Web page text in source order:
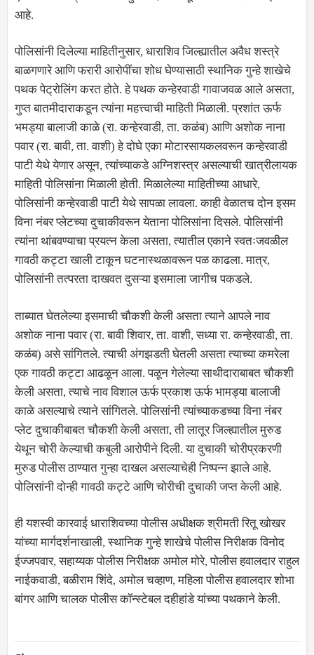
आहे.
पोलिसांनी दिलेल्या माहितीनुसार, धाराशिव जिल्ह्यातील अवैध शस्त्रे
बाळगणारे आणि फरारी आरोपींचा शोध घेण्यासाठी स्थानिक गुन्हे शाखेचे
पथक पेट्रोलिंग करत होते. हे पथक कन्हेरवाडी गावाजवळ आले असता,
गुप्त बातमीदाराकडून त्यांना महत्त्वाची माहिती मिळाली. प्रशांत ऊर्फ
भमड्या बालाजी काळे (रा. कन्हेरवाडी, ता. कळंब) आणि अशोक नाना
पवार (रा. बावी, ता. वाशी) हे दोघे एका मोटारसायकलवरून कन्हेरवाडी
पाटी येथे येणार असून, त्यांच्याकडे अग्निशस्त्र असल्याची खात्रीलायक
माहिती पोलिसांना मिळाली होती. मिळालेल्या माहितीच्या आधारे,
पोलिसांनी कन्हेरवाडी पाटी येथे सापळा लावला. काही वेळातच दोन इसम
विना नंबर प्लेटच्या दुचाकीवरून येताना पोलिसांना दिसले. पोलिसांनी
त्यांना थांबवण्याचा प्रयत्न केला असता, त्यातील एकाने स्वतःजवळील
गावठी कट्टा खाली टाकून घटनास्थळावरून पळ काढला. मात्र,
पोलिसांनी तत्परता दाखवत दुसऱ्या इसमाला जागीच पकडले.
ताब्यात घेतलेल्या इसमाची चौकशी केली असता त्याने आपले नाव
अशोक नाना पवार (रा. बावी शिवार, ता. वाशी, सध्या रा. कन्हेरवाडी, ता.
कळंब) असे सांगितले. त्याची अंगझडती घेतली असता त्याच्या कमरेला
एक गावठी कट्टा आढळून आला. पळून गेलेल्या साथीदाराबाबत चौकशी
केली असता, त्याचे नाव विशाल ऊर्फ प्रकाश ऊर्फ भामड्या बालाजी
काळे असल्याचे त्याने सांगितले. पोलिसांनी त्यांच्याकडच्या विना नंबर
प्लेट दुचाकीबाबत चौकशी केली असता, ती लातूर जिल्ह्यातील मुरुड
येथून चोरी केल्याची कबुली आरोपीने दिली. या दुचाकी चोरीप्रकरणी
मुरुड पोलीस ठाण्यात गुन्हा दाखल असल्याचेही निष्पन्न झाले आहे.
पोलिसांनी दोन्ही गावठी कट्टे आणि चोरीची दुचाकी जप्त केली आहे.
ही यशस्वी कारवाई धाराशिवच्या पोलीस अधीक्षक श्रीमती रितू खोखर
यांच्या मार्गदर्शनाखाली, स्थानिक गुन्हे शाखेचे पोलीस निरीक्षक विनोद
ईज्जपवार, सहाय्यक पोलीस निरीक्षक अमोल मोरे, पोलीस हवालदार राहुल
नाईकवाडी, बळीराम शिंदे, अमोल चव्हाण, महिला पोलीस हवालदार शोभा
बांगर आणि चालक पोलीस कॉन्स्टेबल दहीहांडे यांच्या पथकाने केली.